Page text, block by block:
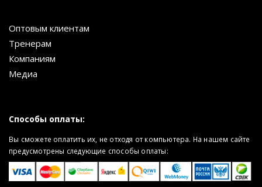
Оптовым клиентам
Тренерам
Компаниям
Медиа
Способы оплаты:
Вы сможете оплатить их, не отходя от компьютера. На нашем сайте
предусмотрены следующие способы оплаты: